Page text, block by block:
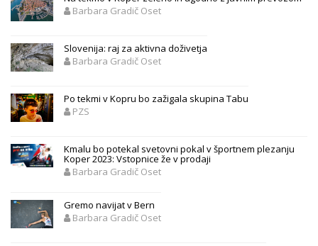
Barbara Gradič Oset
Slovenija: raj za aktivna doživetja
Barbara Gradič Oset
Po tekmi v Kopru bo zažigala skupina Tabu
PZS
Kmalu bo potekal svetovni pokal v športnem plezanju
Koper 2023: Vstopnice že v prodaji
Barbara Gradič Oset
Gremo navijat v Bern
Barbara Gradič Oset